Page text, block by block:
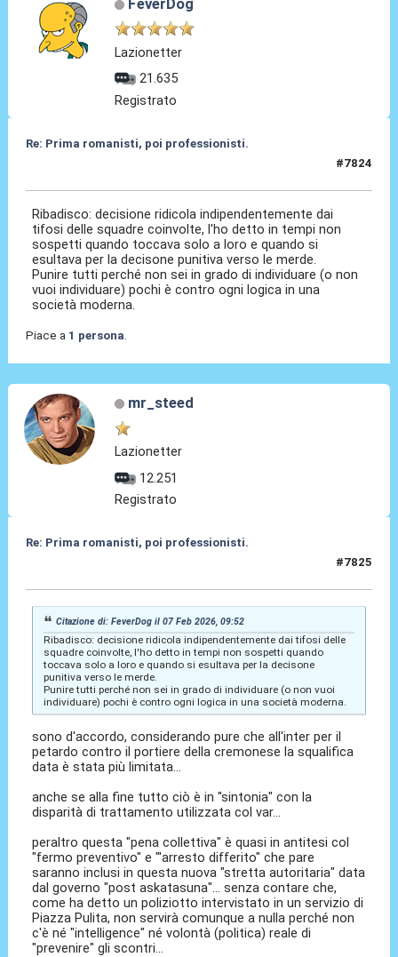
Lazionetter
21.635
Registrato
Re: Prima romanisti, poi professionisti.
#7824
Ribadisco: decisione ridicola indipendentemente dai
tifosi delle squadre coinvolte, l'ho detto in tempi non
sospetti quando toccava solo a loro e quando si
esultava per la decisone punitiva verso le merde.
Punire tutti perché non sei in grado di individuare (o non
vuoi individuare) pochi è contro ogni logica in una
società moderna.
Piace a 1 persona.
mr_steed
Lazionetter
12.251
Registrato
Re: Prima romanisti, poi professionisti.
#7825
Citazione di: FeverDog il 07 Feb 2026, 09:52
Ribadisco: decisione ridicola indipendentemente dai tifosi delle
squadre coinvolte, l'ho detto in tempi non sospetti quando
toccava solo a loro e quando si esultava per la decisone
punitiva verso le merde.
Punire tutti perché non sei in grado di individuare (o non vuoi
individuare) pochi è contro ogni logica in una società moderna.
sono d'accordo, considerando pure che all'inter per il
petardo contro il portiere della cremonese la squalifica
data è stata più limitata...
anche se alla fine tutto ciò è in "sintonia" con la
disparità di trattamento utilizzata col var...
peraltro questa "pena collettiva" è quasi in antitesi col
"fermo preventivo" e "'arresto differito" che pare
saranno inclusi in questa nuova "stretta autoritaria" data
dal governo "post askatasuna"... senza contare che,
come ha detto un poliziotto intervistato in un servizio di
Piazza Pulita, non servirà comunque a nulla perché non
c'è né "intelligence" né volontà (politica) reale di
"prevenire" gli scontri...